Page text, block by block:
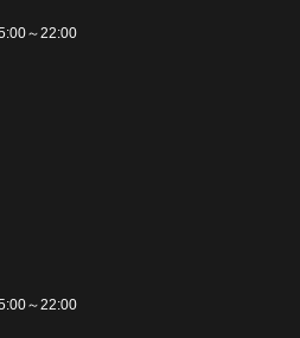
～22:00
～22:00